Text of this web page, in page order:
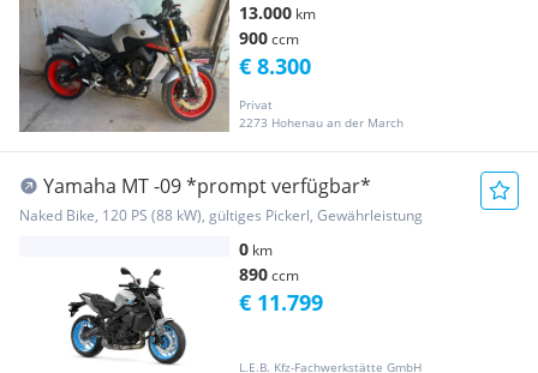
13.000 km
900ccm
Privat
2273 Hohenau an der March
€ 8.300
Yamaha MT -09 *prompt verfügbar*
Naked Bike, 120 PS (88 kW), gültiges Pickerl, Gewährleistung
0 km
890ccm
L.E.B. Kfz-Fachwerkstätte GmbH
€ 11.799